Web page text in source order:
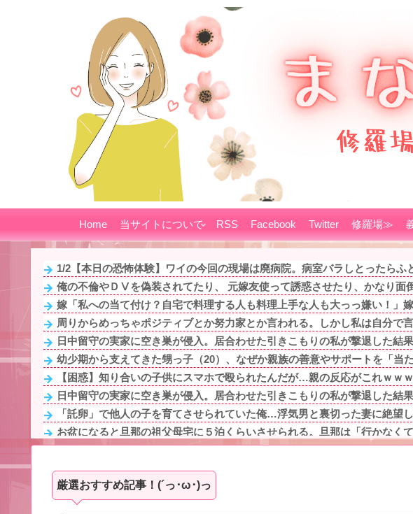
Home 当サイトについて RSS Facebook Twitter 修羅場≫
1/2【本日の恐怖体験】ワイの今回の現場は廃病院。病室バラしとったらふ
俺の不倫やＤⅤを偽装されてたり、 元嫁友使って誘惑させたり、かなり面
嫁「私への当て付け？自宅で料理する人も料理上手な人も大っっ嫌い！」
周りからめっちゃポジティブとか努力家とか言われる。しかし私は自分で
日中留守の実家に空き巣が侵入。居合わせた引きこもりの私が撃退した結
幼少期から支えてきた甥っ子（20）、なぜか親族の善意やサポートを「当
【困惑】知り合いの子供にスマホで殴られたんだが…親の反応がこれｗｗ
日中留守の実家に空き巣が侵入。居合わせた引きこもりの私が撃退した結
「託卵」で他人の子を育てさせられていた俺…浮気男と裏切った妻に絶望
お盆になると旦那の祖父母宅に５泊くらいさせられる。旦那は「行かなく
のび太ママの話が長いのって、多分同じ話を何回もループしてるよね
妹は普通にアラサーなんだけど、子供心にドンピシャな計画を思いついて子
1/2【クズ男】このままでは結婚の意味がないと言われ離婚の危機。同居は
厳選おすすめ記事！(´っ･ω･)っ